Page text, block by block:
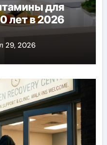
для
лет в 2026
29, 2026